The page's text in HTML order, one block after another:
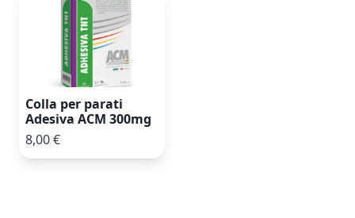
Colla per parati
Adesiva ACM 300mg
8,00 €